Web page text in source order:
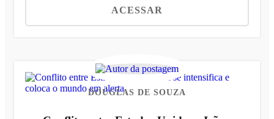
ACESSAR
DOUGLAS DE SOUZA